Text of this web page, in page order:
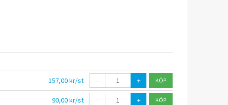
157,00 kr/st - +
90,00 kr/st - +